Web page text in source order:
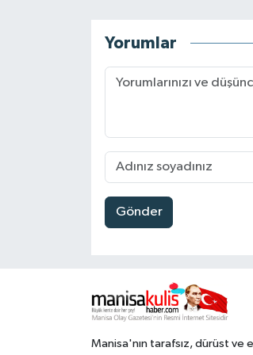
Yorumlar
Gönder
Manisa'nın tarafsız, dürüst ve